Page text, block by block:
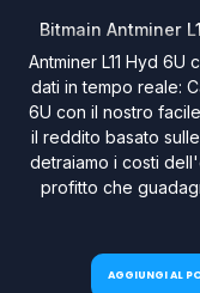
Bitmain Antminer
Antminer L11 Hyd
dati in tempo reale:
6U con il nostro
il reddito basato
detraiamo i costi
profitto che
AGGIUNGI AL